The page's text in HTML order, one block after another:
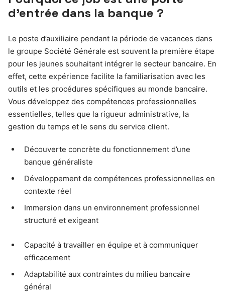
d’entrée dans la banque ?
Le poste d’auxiliaire pendant la période de vacances dans
le groupe Société Générale est souvent la première étape
pour les jeunes souhaitant intégrer le secteur bancaire. En
effet, cette expérience facilite la familiarisation avec les
outils et les procédures spécifiques au monde bancaire.
Vous développez des compétences professionnelles
essentielles, telles que la rigueur administrative, la
gestion du temps et le sens du service client.
Découverte concrète du fonctionnement d’une
banque généraliste
Développement de compétences professionnelles en
contexte réel
Immersion dans un environnement professionnel
structuré et exigeant
Capacité à travailler en équipe et à communiquer
efficacement
Adaptabilité aux contraintes du milieu bancaire
général